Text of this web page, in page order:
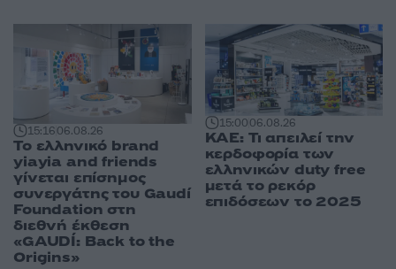
15:1606.08.26
Το ελληνικό brand
yiayia and friends
γίνεται επίσημος
συνεργάτης του Gaudí
Foundation στη
διεθνή έκθεση
«GAUDÍ: Back to the
Origins»
15:0006.08.26
ΚΑΕ: Τι απειλεί την
κερδοφορία των
ελληνικών duty free
μετά το ρεκόρ
επιδόσεων το 2025